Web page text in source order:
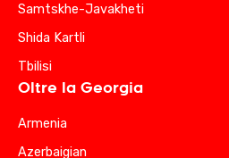
Samtskhe-Javakheti
Shida Kartli
Tbilisi
Oltre la Georgia
Armenia
Azerbaigian